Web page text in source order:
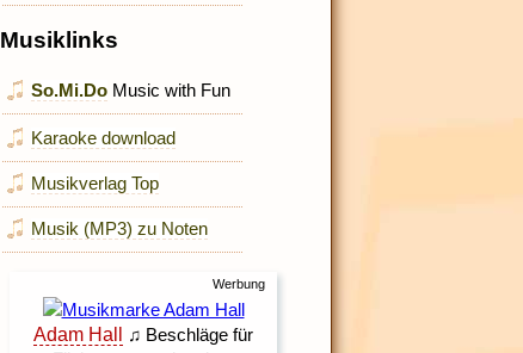
Musiklinks
So.Mi.Do Music with Fun
Karaoke download
Musikverlag Top
Musik (MP3) zu Noten